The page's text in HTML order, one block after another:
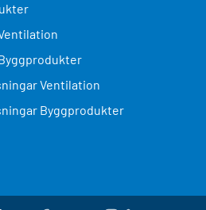
Ventilation
Byggprodukter